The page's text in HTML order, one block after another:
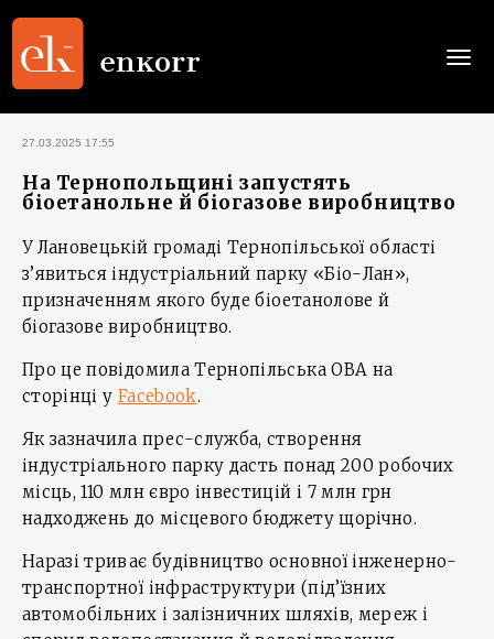
27.03.2025 17:55
На Тернопольщині запустять
біоетанольне й біогазове виробництво
У Лановецькій громаді Тернопільської області
з’явиться індустріальний парку «Біо-Лан»,
призначенням якого буде біоетанолове й
біогазове виробництво.
Про це повідомила Тернопільська ОВА на
сторінці у Facebook.
Як зазначила прес-служба, створення
індустріального парку дасть понад 200 робочих
місць, 110 млн євро інвестицій і 7 млн грн
надходжень до місцевого бюджету щорічно.
Наразі триває будівництво основної інженерно-
транспортної інфраструктури (під’їзних
автомобільних і залізничних шляхів, мереж і